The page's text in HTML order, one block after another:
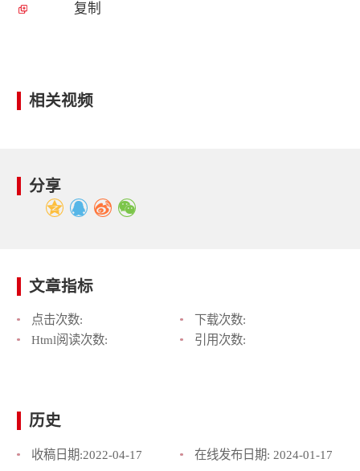
复制
相关视频
分享
文章指标
点击次数:
下载次数:
Html阅读次数:
引用次数:
历史
收稿日期:2022-04-17 在线发布日期: 2024-01-17